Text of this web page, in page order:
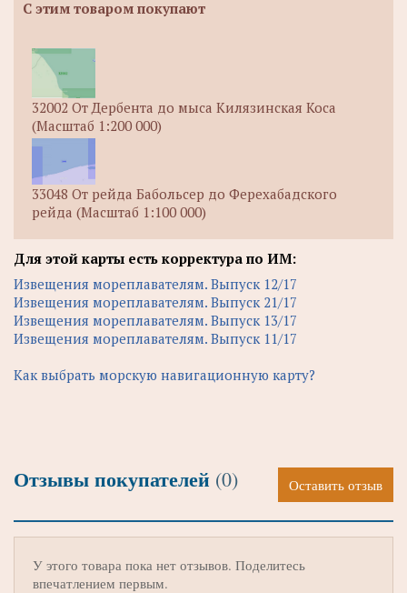
С этим товаром покупают
32002 От Дербента до мыса Килязинская Коса
(Масштаб 1:200 000)
33048 От рейда Бабольсер до Ферехабадского
рейда (Масштаб 1:100 000)
Для этой карты есть корректура по ИМ:
Извещения мореплавателям. Выпуск 12/17
Извещения мореплавателям. Выпуск 21/17
Извещения мореплавателям. Выпуск 13/17
Извещения мореплавателям. Выпуск 11/17
Как выбрать морскую навигационную карту?
Отзывы покупателей (0) Оставить отзыв
У этого товара пока нет отзывов. Поделитесь
впечатлением первым.